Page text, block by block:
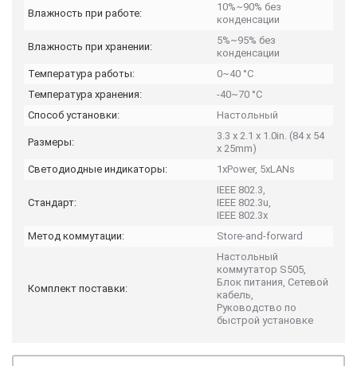
Влажность при работе:
10%~90% без
конденсации
Влажность при хранении:
5%~95% без
конденсации
Температура работы:
0~40 °C
Температура хранения:
-40~70 °C
Способ установки:
Настольный
Размеры:
3.3 x 2.1 x 1.0in. (84 x 54
x 25mm)
Светодиодные индикаторы:
1xPower, 5xLANs
Стандарт:
IEEE 802.3,
IEEE 802.3u,
IEEE 802.3x
Метод коммутации:
Store-and-forward
Комплект поставки:
Настольный
коммутатор S505,
Блок питания, Сетевой
кабель,
Руководство по
быстрой установке